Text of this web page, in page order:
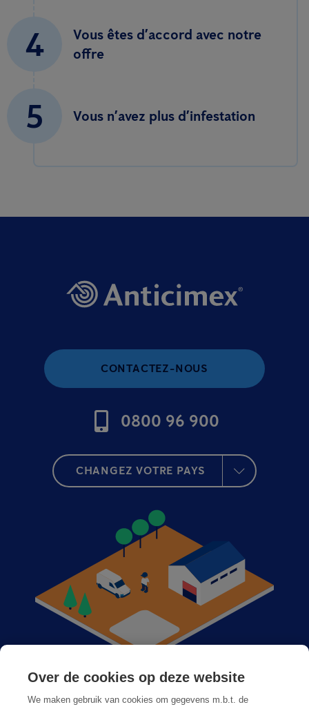
4
Vous êtes d’accord avec notre
offre
5 Vous n’avez plus d’infestation
CONTACTEZ-NOUS
0800 96 900
CHANGEZ VOTRE PAYS
Anticimex dans votre région
Over de cookies op deze website
We maken gebruik van cookies om gegevens m.b.t. de